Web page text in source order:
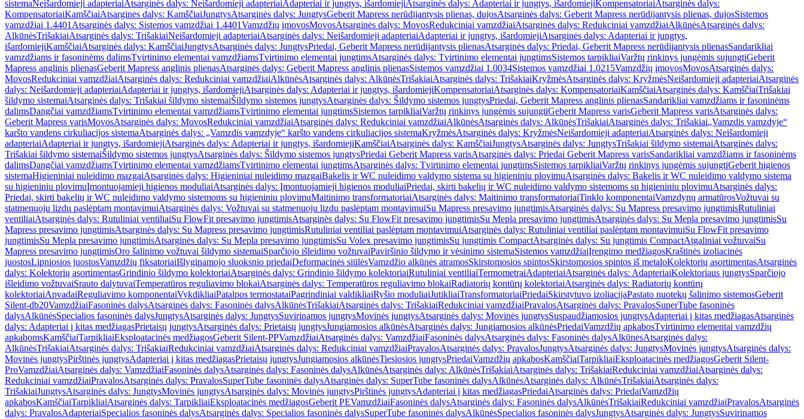
sistemaNeišardomieji adapteriaiAtsarginės dalys: Neišardomieji adapteriaiAdapteriai ir jungtys, išardomiejiAtsarginės dalys: Adapteriai ir jungtys, išardomiejiKompensatoriaiAtsarginės dalys:
KompensatoriaiKamščiaiAtsarginės dalys: KamščiaiJungtysAtsarginės dalys: JungtysGeberit Mapress nerūdijantysis plienas, dujosAtsarginės dalys: Geberit Mapress nerūdijantysis plienas, dujosSistemos
vamzdžiai 1.4401 Atsarginės dalys: Sistemos vamzdžiai 1.4401Vamzdžių įmovosMovosAtsarginės dalys: MovosRedukciniai vamzdžiaiAtsarginės dalys: Redukciniai vamzdžiaiAlkūnėsAtsarginės dalys:
AlkūnėsTrišakiaiAtsarginės dalys: TrišakiaiNeišardomieji adapteriaiAtsarginės dalys: Neišardomieji adapteriaiAdapteriai ir jungtys, išardomiejiAtsarginės dalys: Adapteriai ir jungtys,
išardomiejiKamščiaiAtsarginės dalys: KamščiaiJungtysAtsarginės dalys: JungtysPriedai, Geberit Mapress nerūdijantysis plienasAtsarginės dalys: Priedai, Geberit Mapress nerūdijantysis plienasSandarikliai
vamzdžiams ir fasoninėms dalimsTvirtinimo elementai vamzdžiamsTvirtinimo elementai jungtimsAtsarginės dalys: Tvirtinimo elementai jungtimsSistemos tarpikliaiVaržtų rinkinys jungėmis sujungtiGeberit
Mapress anglinis plienasGeberit Mapress anglinis plienasAtsarginės dalys: Geberit Mapress anglinis plienasSistemos vamzdžiai 1.0034Sistemos vamzdžiai 1.0215Vamzdžių įmovosMovosAtsarginės dalys:
MovosRedukciniai vamzdžiaiAtsarginės dalys: Redukciniai vamzdžiaiAlkūnėsAtsarginės dalys: AlkūnėsTrišakiaiAtsarginės dalys: TrišakiaiKryžmėsAtsarginės dalys: KryžmėsNeišardomieji adapteriaiAtsarginės
dalys: Neišardomieji adapteriaiAdapteriai ir jungtys, išardomiejiAtsarginės dalys: Adapteriai ir jungtys, išardomiejiKompensatoriaiAtsarginės dalys: KompensatoriaiKamščiaiAtsarginės dalys: KamščiaiTrišakiai
šildymo sistemaiAtsarginės dalys: Trišakiai šildymo sistemaiŠildymo sistemos jungtysAtsarginės dalys: Šildymo sistemos jungtysPriedai, Geberit Mapress anglinis plienasSandarikliai vamzdžiams ir fasoninėms
dalimsDangčiai vamzdžiamsTvirtinimo elementai vamzdžiamsTvirtinimo elementai jungtimsSistemos tarpikliaiVaržtų rinkinys jungėmis sujungtiGeberit Mapress varisGeberit Mapress varisAtsarginės dalys:
Geberit Mapress varisMovosAtsarginės dalys: MovosRedukciniai vamzdžiaiAtsarginės dalys: Redukciniai vamzdžiaiAlkūnėsAtsarginės dalys: AlkūnėsTrišakiaiAtsarginės dalys: Trišakiai„Vamzdis vamzdyje“
karšto vandens cirkuliacijos sistemaAtsarginės dalys: „Vamzdis vamzdyje“ karšto vandens cirkuliacijos sistemaKryžmėsAtsarginės dalys: KryžmėsNeišardomieji adapteriaiAtsarginės dalys: Neišardomieji
adapteriaiAdapteriai ir jungtys, išardomiejiAtsarginės dalys: Adapteriai ir jungtys, išardomiejiKamščiaiAtsarginės dalys: KamščiaiJungtysAtsarginės dalys: JungtysTrišakiai šildymo sistemaiAtsarginės dalys:
Trišakiai šildymo sistemaiŠildymo sistemos jungtysAtsarginės dalys: Šildymo sistemos jungtysPriedai Geberit Mapress varisAtsarginės dalys: Priedai Geberit Mapress varisSandarikliai vamzdžiams ir fasoninėms
dalimsDangčiai vamzdžiamsTvirtinimo elementai vamzdžiamsTvirtinimo elementai jungtimsAtsarginės dalys: Tvirtinimo elementai jungtimsSistemos tarpikliaiVaržtų rinkinys jungėmis sujungtiGeberit higienos
sistemaHigieniniai nuleidimo mazgaiAtsarginės dalys: Higieniniai nuleidimo mazgaiBakelis ir WC nuleidimo valdymo sistema su higieniniu plovimuAtsarginės dalys: Bakelis ir WC nuleidimo valdymo sistema
su higieniniu plovimuĮmontuojamieji higienos moduliaiAtsarginės dalys: Įmontuojamieji higienos moduliaiPriedai, skirti bakelių ir WC nuleidimo valdymo sistemoms su higieniniu plovimuAtsarginės dalys:
Priedai, skirti bakelių ir WC nuleidimo valdymo sistemoms su higieniniu plovimuMaitinimo transformatoriaiAtsarginės dalys: Maitinimo transformatoriaiTinklo komponentaiVamzdynų armatūrosVožtuvai su
statmenuoju lizdu paslėptam montavimuiAtsarginės dalys: Vožtuvai su statmenuoju lizdu paslėptam montavimuiSu Mapress presavimo jungtimisAtsarginės dalys: Su Mapress presavimo jungtimisRutuliniai
ventiliaiAtsarginės dalys: Rutuliniai ventiliaiSu FlowFit presavimo jungtimisAtsarginės dalys: Su FlowFit presavimo jungtimisSu Mepla presavimo jungtimisAtsarginės dalys: Su Mepla presavimo jungtimisSu
Mapress presavimo jungtimisAtsarginės dalys: Su Mapress presavimo jungtimisRutuliniai ventiliai paslėptam montavimuiAtsarginės dalys: Rutuliniai ventiliai paslėptam montavimuiSu FlowFit presavimo
jungtimisSu Mepla presavimo jungtimisAtsarginės dalys: Su Mepla presavimo jungtimisSu Volex presavimo jungtimisSu jungtimis CompactAtsarginės dalys: Su jungtimis CompactAtgaliniai vožtuvaiSu
Mapress presavimo jungtimisOro šalinimo vožtuvai šildymo sistemaiSparčiojo išleidimo vožtuvaiPaviršinio šildymo ir vėsinimo sistemaSistemos vamzdžiaiĮrengimo medžiagosKraštinės izoliacinės
juostosLipniosios juostosVamzdžių fiksatoriaiIšlyginamojo sluoksnio priedaiDeformacinės siūlėsVamzdžio alkūnės atramosSkirstomosios spintosSkirstomosios spintos iš metaloKolektorių asortimentasAtsarginės
dalys: Kolektorių asortimentasGrindinio šildymo kolektoriaiAtsarginės dalys: Grindinio šildymo kolektoriaiRutuliniai ventiliaiTermometraiAdapteriaiAtsarginės dalys: AdapteriaiKolektoriaus jungtysSparčiojo
išleidimo vožtuvaiSrauto dalytuvaiTemperatūros reguliavimo blokaiAtsarginės dalys: Temperatūros reguliavimo blokaiRadiatorių kontūrų kolektoriaiAtsarginės dalys: Radiatorių kontūrų
kolektoriaiApvadaiReguliavimo komponentaiVykdikliaiPatalpos termostataiPagrindiniai valdikliaiRyšio moduliaiJutikliaiTransformatoriaiPriedaiSkirstytuvo izoliacijaPastato nuotekų šalinimo sistemosGeberit
Silent-db20VamzdžiaiFasoninės dalysAtsarginės dalys: Fasoninės dalysAlkūnėsTrišakiaiAtsarginės dalys: TrišakiaiRedukciniai vamzdžiaiPravalosAtsarginės dalys: PravalosSuperTube fasoninės
dalysAlkūnėsSpecialios fasoninės dalysJungtysAtsarginės dalys: JungtysSuvirinamos jungtysMovinės jungtysAtsarginės dalys: Movinės jungtysSuspaudžiamosios jungtysAdapteriai į kitas medžiagasAtsarginės
dalys: Adapteriai į kitas medžiagasPrietaisų jungtysAtsarginės dalys: Prietaisų jungtysJungiamosios alkūnėsAtsarginės dalys: Jungiamosios alkūnėsPriedaiVamzdžių apkabosTvirtinimo elementai vamzdžių
apkabomsKamščiaiTarpikliaiEksploatacinės medžiagosGeberit Silent-PPVamzdžiaiAtsarginės dalys: VamzdžiaiFasoninės dalysAtsarginės dalys: Fasoninės dalysAlkūnėsAtsarginės dalys:
AlkūnėsTrišakiaiAtsarginės dalys: TrišakiaiRedukciniai vamzdžiaiAtsarginės dalys: Redukciniai vamzdžiaiPravalosAtsarginės dalys: PravalosJungtysAtsarginės dalys: JungtysMovinės jungtysAtsarginės dalys:
Movinės jungtysPirštinės jungtysAdapteriai į kitas medžiagasPrietaisų jungtysJungiamosios alkūnėsTiesiosios jungtysPriedaiVamzdžių apkabosKamščiaiTarpikliaiEksploatacinės medžiagosGeberit Silent-
ProVamzdžiaiAtsarginės dalys: VamzdžiaiFasoninės dalysAtsarginės dalys: Fasoninės dalysAlkūnėsAtsarginės dalys: AlkūnėsTrišakiaiAtsarginės dalys: TrišakiaiRedukciniai vamzdžiaiAtsarginės dalys:
Redukciniai vamzdžiaiPravalosAtsarginės dalys: PravalosSuperTube fasoninės dalysAtsarginės dalys: SuperTube fasoninės dalysAlkūnėsAtsarginės dalys: AlkūnėsTrišakiaiAtsarginės dalys:
TrišakiaiJungtysAtsarginės dalys: JungtysMovinės jungtysAtsarginės dalys: Movinės jungtysPirštinės jungtysAdapteriai į kitas medžiagasPriedaiAtsarginės dalys: PriedaiVamzdžių
apkabosKamščiaiTarpikliaiAtsarginės dalys: TarpikliaiEksploatacinės medžiagosGeberit PEVamzdžiaiFasoninės dalysAtsarginės dalys: Fasoninės dalysAlkūnėsTrišakiaiRedukciniai vamzdžiaiPravalosAtsarginės
dalys: PravalosAdapteriaiSpecialios fasoninės dalysAtsarginės dalys: Specialios fasoninės dalysSuperTube fasoninės dalysAlkūnėsSpecialios fasoninės dalysJungtysAtsarginės dalys: JungtysSuvirinamos